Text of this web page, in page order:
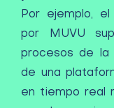
Por ejemplo, el
por MUVU
procesos de la
de una
en tiempo real